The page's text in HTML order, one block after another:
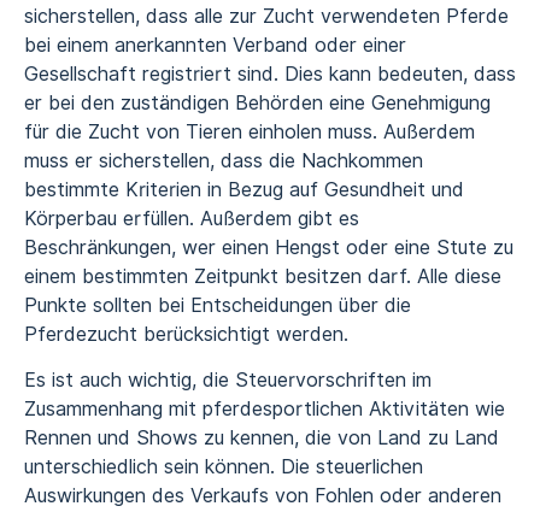
sicherstellen, dass alle zur Zucht verwendeten Pferde
bei einem anerkannten Verband oder einer
Gesellschaft registriert sind. Dies kann bedeuten, dass
er bei den zuständigen Behörden eine Genehmigung
für die Zucht von Tieren einholen muss. Außerdem
muss er sicherstellen, dass die Nachkommen
bestimmte Kriterien in Bezug auf Gesundheit und
Körperbau erfüllen. Außerdem gibt es
Beschränkungen, wer einen Hengst oder eine Stute zu
einem bestimmten Zeitpunkt besitzen darf. Alle diese
Punkte sollten bei Entscheidungen über die
Pferdezucht berücksichtigt werden.
Es ist auch wichtig, die Steuervorschriften im
Zusammenhang mit pferdesportlichen Aktivitäten wie
Rennen und Shows zu kennen, die von Land zu Land
unterschiedlich sein können. Die steuerlichen
Auswirkungen des Verkaufs von Fohlen oder anderen